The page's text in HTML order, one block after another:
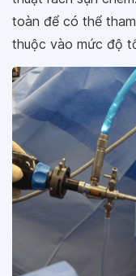
toàn để có thể
thuộc vào mức độ